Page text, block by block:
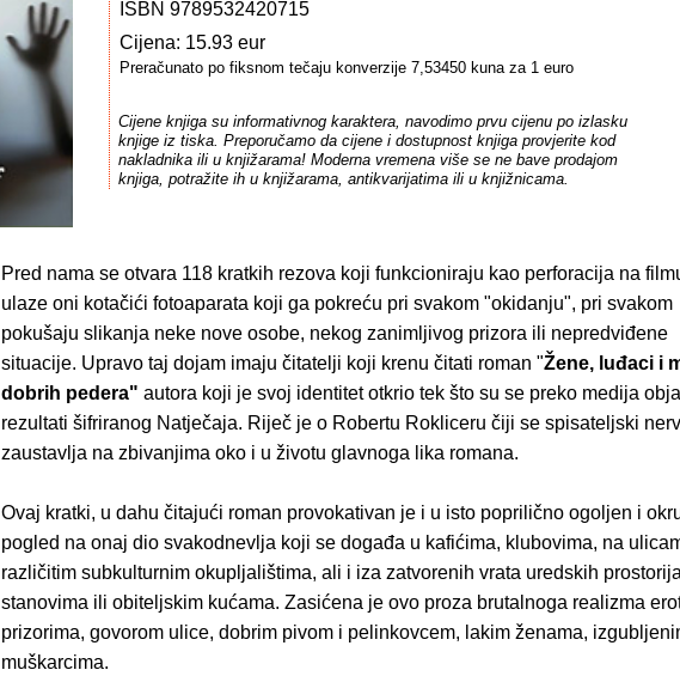
ISBN 9789532420715
Cijena: 15.93 eur
Preračunato po fiksnom tečaju konverzije 7,53450 kuna za 1 euro
Cijene knjiga su informativnog karaktera, navodimo prvu cijenu po izlasku
knjige iz tiska. Preporučamo da cijene i dostupnost knjiga provjerite kod
nakladnika ili u knjižarama! Moderna vremena više se ne bave prodajom
knjiga, potražite ih u knjižarama, antikvarijatima ili u knjižnicama.
Pred nama se otvara 118 kratkih rezova koji funkcioniraju kao perforacija na
ulaze oni kotačići fotoaparata koji ga pokreću pri svakom "okidanju", pri svakom
pokušaju slikanja neke nove osobe, nekog zanimljivog prizora ili nepredviđene
situacije. Upravo taj dojam imaju čitatelji koji krenu čitati roman "Žene, luđaci i
dobrih pedera" autora koji je svoj identitet otkrio tek što su se preko medija
rezultati šifriranog Natječaja. Riječ je o Robertu Rokliceru čiji se spisateljski nerv
zaustavlja na zbivanjima oko i u životu glavnoga lika romana.
Ovaj kratki, u dahu čitajući roman provokativan je i u isto poprilično ogoljen i
pogled na onaj dio svakodnevlja koji se događa u kafićima, klubovima, na
različitim subkulturnim okupljalištima, ali i iza zatvorenih vrata uredskih
stanovima ili obiteljskim kućama. Zasićena je ovo proza brutalnoga realizma
prizorima, govorom ulice, dobrim pivom i pelinkovcem, lakim ženama,
muškarcima.